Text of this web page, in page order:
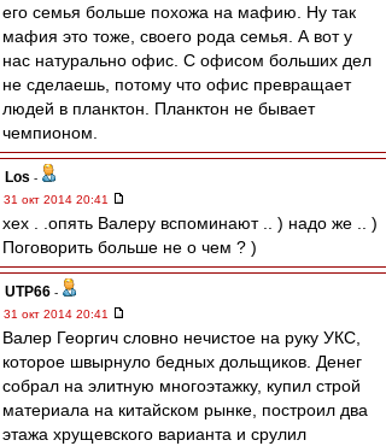
его семья больше похожа на мафию. Ну так
мафия это тоже, своего рода семья. А вот у
нас натурально офис. С офисом больших дел
не сделаешь, потому что офис превращает
людей в планктон. Планктон не бывает
чемпионом.
Los -
31 окт 2014 20:41
хех . .опять Валеру вспоминают .. ) надо же .. )
Поговорить больше не о чем ? )
UTP66 -
31 окт 2014 20:41
Валер Георгич словно нечистое на руку УКС,
которое швырнуло бедных дольщиков. Денег
собрал на элитную многоэтажку, купил строй
материала на китайском рынке, построил два
этажа хрущевского варианта и срулил